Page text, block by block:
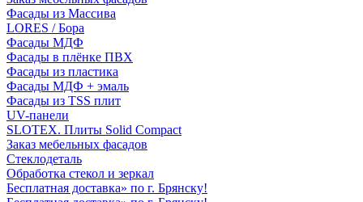
Фасады из Массива
LORES / Бора
Фасады МДФ
Фасады в плёнке ПВХ
Фасады из пластика
Фасады МДФ + эмаль
Фасады из TSS плит
UV-панели
SLOTEX. Плиты Solid Compact
Заказ мебельных фасадов
Стеклодеталь
Обработка стекол и зеркал
Бесплатная доставка» по г. Брянску!